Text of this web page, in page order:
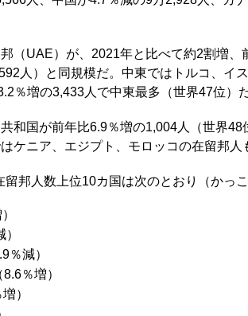
（UAE）が、2021年と比べて約2割増、
人）と同規模だ。中東ではトルコ、イ
％増の3,433人で中東最多（世界47位）だ
和国が前年比6.9％増の1,004人（世界
ケニア、エジプト、モロッコの在留邦人
邦人数上位10カ国は次のとおり（かっ
％減）
％増）
）